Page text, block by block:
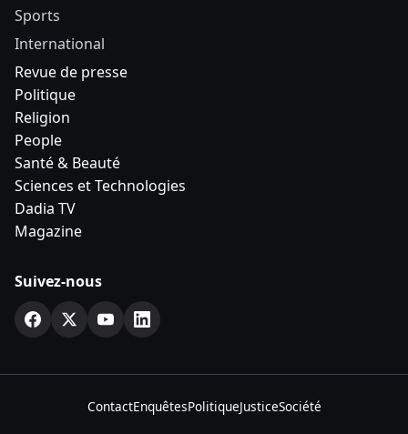
Sports
International
Revue de presse
Politique
Religion
People
Santé & Beauté
Sciences et Technologies
Dadia TV
Magazine
Suivez-nous
ContactEnquêtesPolitiqueJusticeSociété